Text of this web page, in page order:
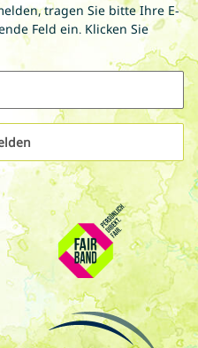
tragen Sie bitte Ihre E-
Feld ein. Klicken Sie